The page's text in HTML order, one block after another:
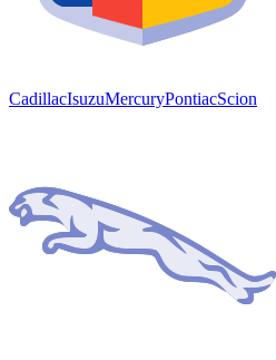
CadillacIsuzuMercuryPontiacScion